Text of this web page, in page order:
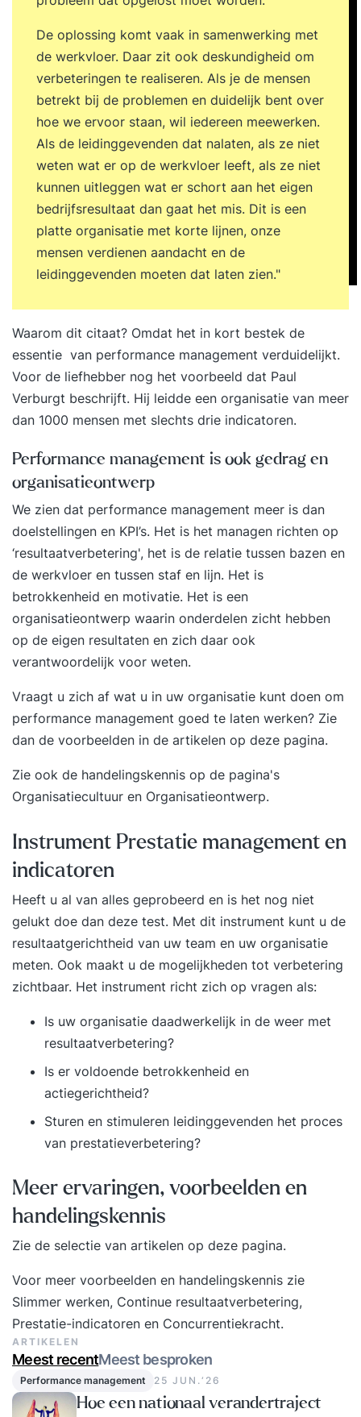
leiderschap. Jouw persoonlijke leerreis in beeld
brengen. Jouw GAP-analyse herzien. Evaluatie
van de training en opstellen van een persoonlijk
praktijkgericht actieplan. 17:00 uur Einde training
Je training in 3 stappen Stap 1. Je start met een
persoonlijke intake Voorafgaand aan de training
vul je een online intake in. Wil je liever je
persoonlijke leerdoelen toelichten? Dan plannen
we graag een telefonisch intakegesprek met je in.
Op basis van je leerdoelen, achtergrond en
aandachtspunten plaatsen we je in een
trainingsgroep met vergelijkbare professionals.
Zo sluit de training perfect aan op jouw situatie.
Performance Leadership’ wordt verspreid over
vier maanden gegeven. Elke trainingsdag
combineert inspiratie, theorie en praktijk. Je
wisselt plenaire sessies af met opdrachten in
subgroepen. Op deze manier leer je niet alleen
van de trainer, maar vooral ook van elkaar. Aan
het einde van elke trainingsdag bespreek je met
de trainer of je leerdoelen zijn behaald. Daarna
stem je af welke opdrachten je in de
tussenliggende periode uitvoert en waar de focus
ligt voor de volgende bijeenkomst. Je rondt de
training af met een persoonlijke eindevaluatie
Stap 3. Een jaar lang toegang tot het Online
Learning Platform Vanaf de eerste trainingsdag
krijg je toegang tot het YEARTH Online Learning
Platform. Hier vind je verdiepende artikelen,
opdrachten en tools om het geleerde direct toe
te passen. Je leert waar en wanneer het jou
uitkomt via de YEARTH app, je tablet of
computer. Zo haal je het maximale resultaat uit je
training en pas je het geleerde duurzaam toe in je
dagelijkse praktijk. Over je trainer De training
ruime praktijkervaring. Onze trainers combineren
kennis, analytisch vermogen en een scherp
positieve aanpak. Ze confronteren op een
respectvolle manier, dagen je uit en helpen je om
het maximale uit jezelf te halen.
De oplossing komt vaak in samenwerking met
de werkvloer. Daar zit ook deskundigheid om
verbeteringen te realiseren. Als je de mensen
betrekt bij de problemen en duidelijk bent over
hoe we ervoor staan, wil iedereen meewerken.
Als de leidinggevenden dat nalaten, als ze niet
weten wat er op de werkvloer leeft, als ze niet
kunnen uitleggen wat er schort aan het eigen
bedrijfsresultaat dan gaat het mis. Dit is een
platte organisatie met korte lijnen, onze
mensen verdienen aandacht en de
leidinggevenden moeten dat laten zien."
Waarom dit citaat? Omdat het in kort bestek de
essentie van performance management verduidelijkt.
Voor de liefhebber nog het voorbeeld dat Paul
Verburgt beschrijft. Hij leidde een organisatie van meer
dan 1000 mensen met slechts drie indicatoren.
Performance management is ook gedrag en
organisatieontwerp
We zien dat performance management meer is dan
doelstellingen en KPI’s. Het is het managen richten op
‘resultaatverbetering', het is de relatie tussen bazen en
de werkvloer en tussen staf en lijn. Het is
betrokkenheid en motivatie. Het is een
organisatieontwerp waarin onderdelen zicht hebben
op de eigen resultaten en zich daar ook
verantwoordelijk voor weten.
Vraagt u zich af wat u in uw organisatie kunt doen om
performance management goed te laten werken? Zie
dan de voorbeelden in de artikelen op deze pagina.
Zie ook de handelingskennis op de pagina's
Organisatiecultuur en Organisatieontwerp.
Instrument Prestatie management en
indicatoren
Heeft u al van alles geprobeerd en is het nog niet
gelukt doe dan deze test. Met dit instrument kunt u de
resultaatgerichtheid van uw team en uw organisatie
meten. Ook maakt u de mogelijkheden tot verbetering
zichtbaar. Het instrument richt zich op vragen als:
Is uw organisatie daadwerkelijk in de weer met
resultaatverbetering?
Is er voldoende betrokkenheid en
actiegerichtheid?
Sturen en stimuleren leidinggevenden het proces
van prestatieverbetering?
Meer ervaringen, voorbeelden en
handelingskennis
Zie de selectie van artikelen op deze pagina.
Voor meer voorbeelden en handelingskennis zie
Slimmer werken, Continue resultaatverbetering,
Prestatie-indicatoren en Concurrentiekracht.
ARTIKELEN
Meest recentMeest besproken
Performance management 25 JUN.‘26
Hoe een nationaal verandertraject